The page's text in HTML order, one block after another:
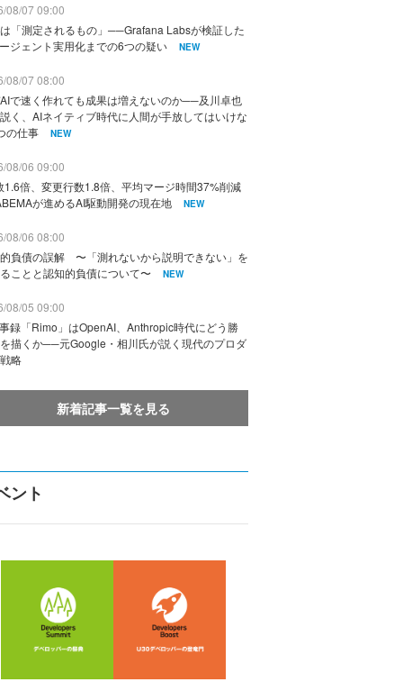
08/07 09:00
「測定されるもの」──Grafana Labsが検証した
ジェント実用化までの6つの疑い
NEW
08/07 08:00
で速く作れても成果は増えないのか──及川卓也
く、AIネイティブ時代に人間が手放してはいけな
の仕事
NEW
08/06 09:00
1.6倍、変更行数1.8倍、平均マージ時間37%削減
が進めるAI駆動開発の現在地
NEW
08/06 08:00
負債の誤解 〜「測れないから説明できない」を
ことと認知的負債について〜
NEW
08/05 09:00
録「Rimo」はOpenAI、Anthropic時代にどう勝
描くか──元Google・相川氏が説く現代のプロダ
略
新着記事一覧を見る
ント